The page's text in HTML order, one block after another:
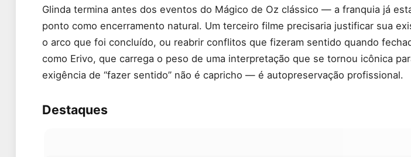
Glinda termina antes dos eventos do Mágico de Oz clássico — a franquia já
ponto como encerramento natural. Um terceiro filme precisaria justificar sua
o arco que foi concluído, ou reabrir conflitos que fizeram sentido quando
como Erivo, que carrega o peso de uma interpretação que se tornou icônica
exigência de “fazer sentido” não é capricho — é autopreservação profissional.
Destaques